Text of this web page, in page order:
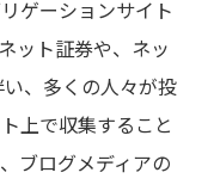
ゲーションサイト
ット証券や、ネッ
、多くの人々が投
上で収集すること
ブログメディアの